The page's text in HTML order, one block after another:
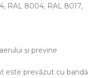
RAL 8004, RAL 8017,
și previne
este prevăzut cu bandă